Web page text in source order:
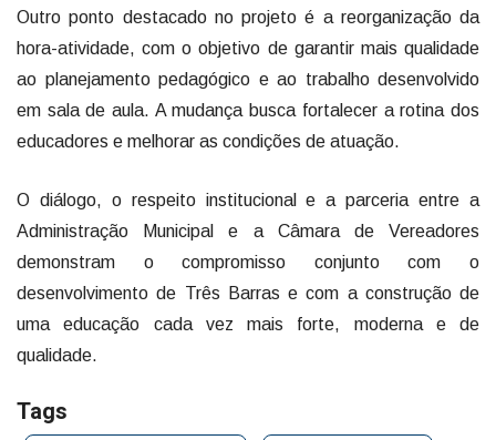
Outro ponto destacado no projeto é a reorganização da
hora-atividade, com o objetivo de garantir mais qualidade
ao planejamento pedagógico e ao trabalho desenvolvido
em sala de aula. A mudança busca fortalecer a rotina dos
educadores e melhorar as condições de atuação.
O diálogo, o respeito institucional e a parceria entre a
Administração Municipal e a Câmara de Vereadores
demonstram o compromisso conjunto com o
desenvolvimento de Três Barras e com a construção de
uma educação cada vez mais forte, moderna e de
qualidade.
Tags